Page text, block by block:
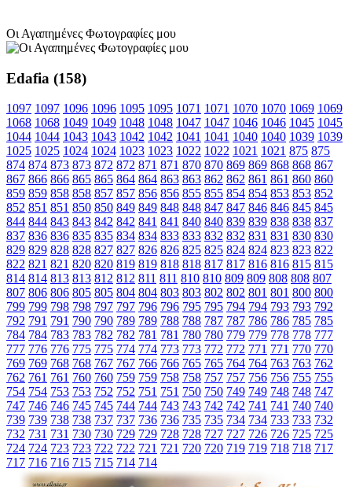
Οι Αγαπημένες Φωτογραφίες μου
Edafia (158)
1097 1097 1096 1096 1095 1095 1071 1071 1070 1070 1069 1069
1068 1068 1049 1049 1048 1048 1047 1047 1046 1046 1045 1045
1044 1044 1043 1043 1042 1042 1041 1041 1040 1040 1039 1039
1025 1025 1024 1024 1023 1023 1022 1022 1021 1021 875 875
874 874 873 873 872 872 871 871 870 870 869 869 868 868 867
867 866 866 865 865 864 864 863 863 862 862 861 861 860 860
859 859 858 858 857 857 856 856 855 855 854 854 853 853 852
852 851 851 850 850 849 849 848 848 847 847 846 846 845 845
844 844 843 843 842 842 841 841 840 840 839 839 838 838 837
837 836 836 835 835 834 834 833 833 832 832 831 831 830 830
829 829 828 828 827 827 826 826 825 825 824 824 823 823 822
822 821 821 820 820 819 819 818 818 817 817 816 816 815 815
814 814 813 813 812 812 811 811 810 810 809 809 808 808 807
807 806 806 805 805 804 804 803 803 802 802 801 801 800 800
799 799 798 798 797 797 796 796 795 795 794 794 793 793 792
792 791 791 790 790 789 789 788 788 787 787 786 786 785 785
784 784 783 783 782 782 781 781 780 780 779 779 778 778 777
777 776 776 775 775 774 774 773 773 772 772 771 771 770 770
769 769 768 768 767 767 766 766 765 765 764 764 763 763 762
762 761 761 760 760 759 759 758 758 757 757 756 756 755 755
754 754 753 753 752 752 751 751 750 750 749 749 748 748 747
747 746 746 745 745 744 744 743 743 742 742 741 741 740 740
739 739 738 738 737 737 736 736 735 735 734 734 733 733 732
732 731 731 730 730 729 729 728 728 727 727 726 726 725 725
724 724 723 723 722 722 721 721 720 720 719 719 718 718 717
717 716 716 715 715 714 714